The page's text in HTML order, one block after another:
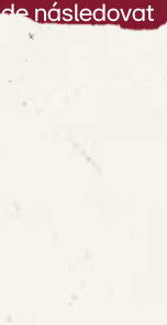
následovat
jsou od